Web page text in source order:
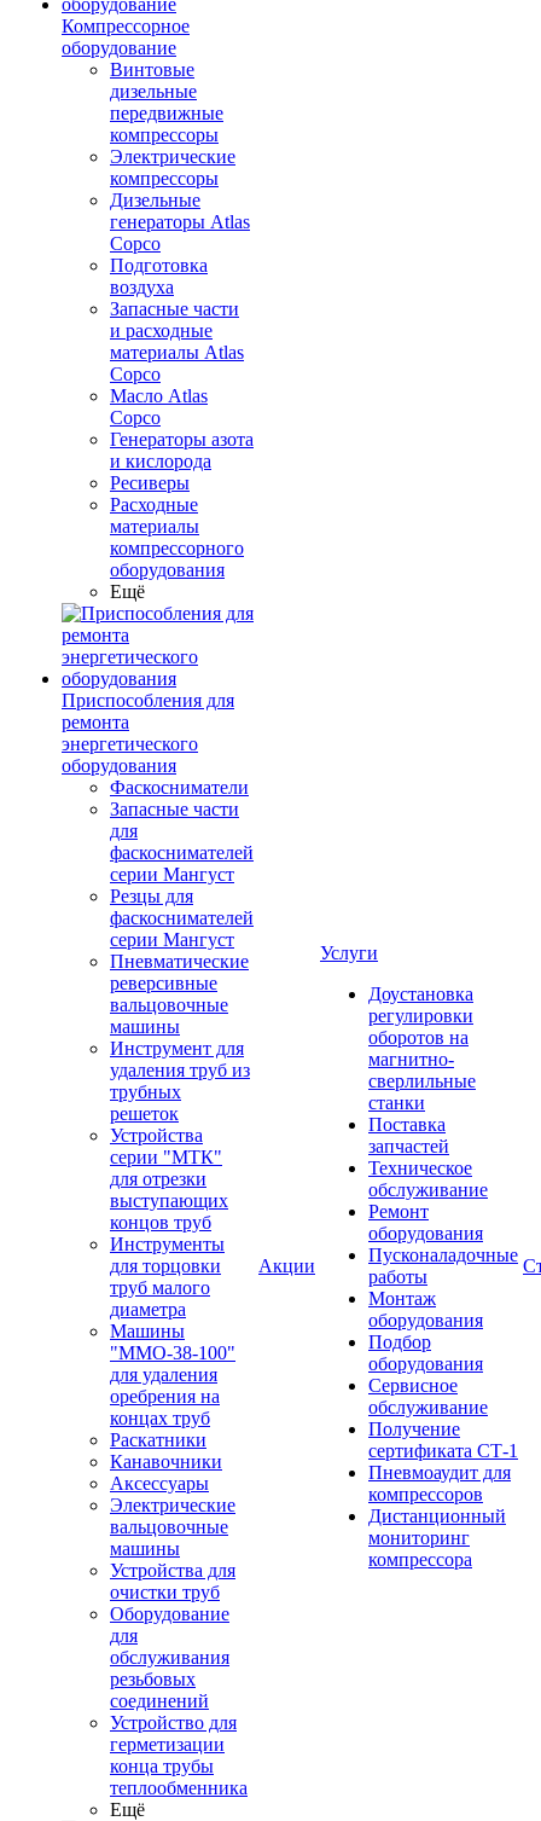
Компрессорное
оборудование
Винтовые
дизельные
передвижные
компрессоры
Электрические
компрессоры
Дизельные
генераторы Atlas
Copco
Подготовка
воздуха
Запасные части
и расходные
материалы Atlas
Copco
Масло Atlas
Copco
Генераторы азота
и кислорода
Ресиверы
Расходные
материалы
компрессорного
оборудования
Ещё
Приспособления для
ремонта
энергетического
оборудования
Фаскосниматели
Запасные части
для
фаскоснимателей
серии Мангуст
Резцы для
фаскоснимателей
серии Мангуст
Пневматические
реверсивные
вальцовочные
машины
Инструмент для
удаления труб из
трубных
решеток
Устройства
серии "МТК"
для отрезки
выступающих
концов труб
Инструменты
для торцовки
труб малого
диаметра
Машины
"ММО-38-100"
для удаления
оребрения на
концах труб
Раскатники
Канавочники
Аксессуары
Электрические
вальцовочные
машины
Устройства для
очистки труб
Оборудование
для
обслуживания
резьбовых
соединений
Устройство для
герметизации
конца трубы
теплообменника
Ещё
Акции
Услуги
Доустановка
регулировки
оборотов на
магнитно-
сверлильные
станки
Поставка
запчастей
Техническое
обслуживание
Ремонт
оборудования
Пусконаладочные
работы
Монтаж
оборудования
Подбор
оборудования
Сервисное
обслуживание
Получение
сертификата СТ-1
Пневмоаудит для
компрессоров
Дистанционный
мониторинг
компрессора